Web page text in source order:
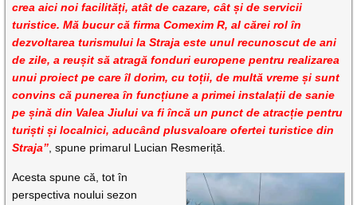
crea aici noi facilități, atât de cazare, cât și de servicii
turistice. Mă bucur că firma Comexim R, al cărei rol în
dezvoltarea turismului la Straja este unul recunoscut de ani
de zile, a reușit să atragă fonduri europene pentru realizarea
unui proiect pe care îl dorim, cu toții, de multă vreme și sunt
convins că punerea în funcțiune a primei instalații de sanie
pe șină din Valea Jiului va fi încă un punct de atracție pentru
turiști și localnici, aducând plusvaloare ofertei turistice din
Straja”, spune primarul Lucian Resmeriță.
Acesta spune că, tot în
perspectiva noului sezon